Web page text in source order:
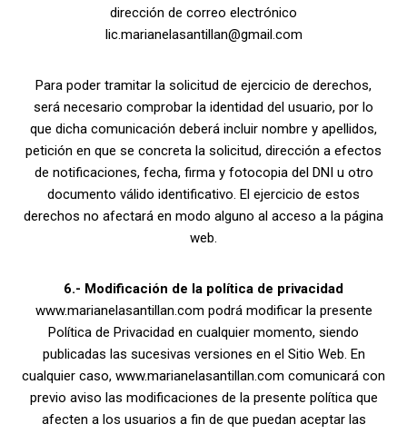
dirección de correo electrónico
lic.marianelasantillan@gmail.com
Para poder tramitar la solicitud de ejercicio de derechos,
será necesario comprobar la identidad del usuario, por lo
que dicha comunicación deberá incluir nombre y apellidos,
petición en que se concreta la solicitud, dirección a efectos
de notificaciones, fecha, firma y fotocopia del DNI u otro
documento válido identificativo. El ejercicio de estos
derechos no afectará en modo alguno al acceso a la página
web.
6.- Modificación de la política de privacidad
www.marianelasantillan.com podrá modificar la presente
Política de Privacidad en cualquier momento, siendo
publicadas las sucesivas versiones en el Sitio Web. En
cualquier caso, www.marianelasantillan.com comunicará con
previo aviso las modificaciones de la presente política que
afecten a los usuarios a fin de que puedan aceptar las